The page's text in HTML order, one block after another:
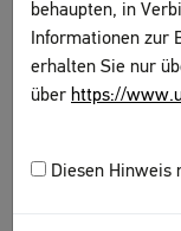
behaupten, in
Informationen zur
erhalten Sie nur
über https://
Diesen Hinweis
Dokumente
Status,
Änderungen